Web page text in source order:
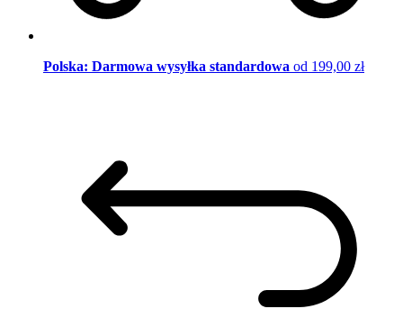
Polska: Darmowa wysyłka standardowa od 199,00 zł